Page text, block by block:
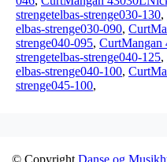
strengetelbas-strenge030-130,
elbas-strenge030-090,
strenge040-095, CurtMangan
strengetelbas-strenge040-125,
elbas-strenge040-100,
strenge045-100,
© Copyright Danse og